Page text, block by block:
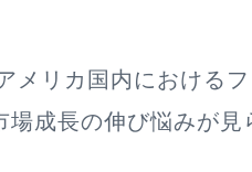
メリカ国内における
場成長の伸び悩みが見